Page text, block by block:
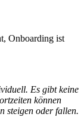
Onboarding ist
Es gibt keine
können
steigen oder fallen.